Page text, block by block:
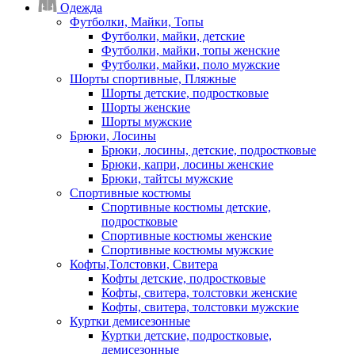
Одежда
Футболки, Майки, Топы
Футболки, майки, детские
Футболки, майки, топы женские
Футболки, майки, поло мужские
Шорты спортивные, Пляжные
Шорты детские, подростковые
Шорты женские
Шорты мужские
Брюки, Лосины
Брюки, лосины, детские, подростковые
Брюки, капри, лосины женские
Брюки, тайтсы мужские
Спортивные костюмы
Спортивные костюмы детские,
подростковые
Спортивные костюмы женские
Спортивные костюмы мужские
Кофты,Толстовки, Свитера
Кофты детские, подростковые
Кофты, свитера, толстовки женские
Кофты, свитера, толстовки мужские
Куртки демисезонные
Куртки детские, подростковые,
демисезонные